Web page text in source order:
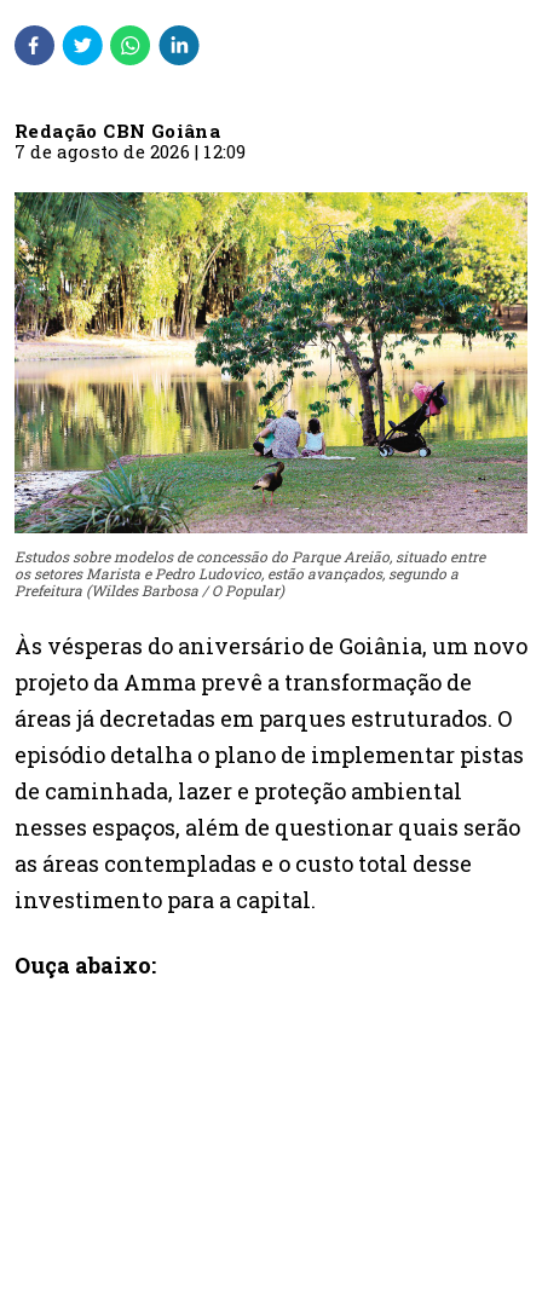
Redação CBN Goiâna
7 de agosto de 2026 | 12:09
Estudos sobre modelos de concessão do Parque Areião, situado entre
os setores Marista e Pedro Ludovico, estão avançados, segundo a
Prefeitura (Wildes Barbosa / O Popular)
Às vésperas do aniversário de Goiânia, um novo
projeto da Amma prevê a transformação de
áreas já decretadas em parques estruturados. O
episódio detalha o plano de implementar pistas
de caminhada, lazer e proteção ambiental
nesses espaços, além de questionar quais serão
as áreas contempladas e o custo total desse
investimento para a capital.
Ouça abaixo: